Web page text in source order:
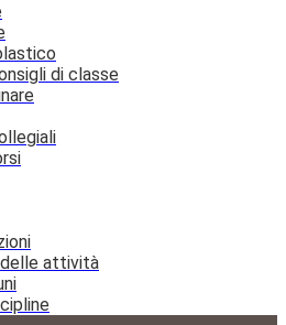
di classe
delle attività